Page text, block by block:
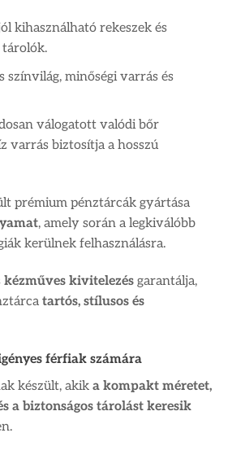
kihasználható rekeszek és
színvilág, minőségi varrás és
válogatott valódi bőr
varrás biztosítja a hosszú
prémium pénztárcák gyártása
, amely során a legkiválóbb
kerülnek felhasználásra.
kézműves kivitelezés garantálja,
tartós, stílusos és
férfiak számára
készült, akik a kompakt méretet,
a biztonságos tárolást keresik